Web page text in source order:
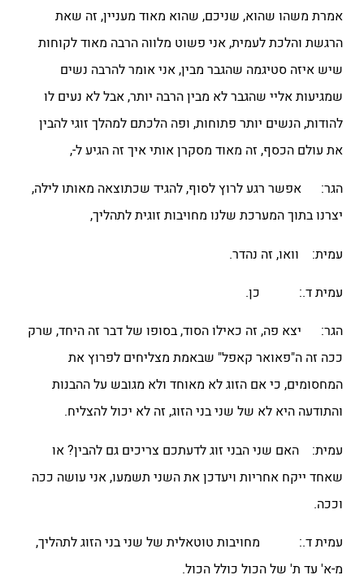
אמרת משהו שהוא, שניכם, שהוא מאוד מעניין, זה שאת
הרגשת והלכת לעמית, אני פשוט מלווה הרבה מאוד לקוחות
שיש איזה סטיגמה שהגבר מבין, אני אומר להרבה נשים
שמגיעות אליי שהגבר לא מבין הרבה יותר, אבל לא נעים לו
להודות, הנשים יותר פתוחות, ופה הלכתם למהלך זוגי להבין
את עולם הכסף, זה מאוד מסקרן אותי איך זה הגיע ל-,
הגר: אפשר רגע לרוץ לסוף, להגיד שכתוצאה מאותו לילה,
יצרנו בתוך המערכת שלנו מחויבות זוגית לתהליך,
עמית: וואו, זה נהדר.
עמית ד.: כן.
הגר: יצא פה, זה כאילו הסוד, בסופו של דבר זה היחד, שרק
ככה זה ה"פאואר קאפל" שבאמת מצליחים לפרוץ את
המחסומים, כי אם הזוג לא מאוחד ולא מגובש על ההבנות
והתודעה היא לא של שני בני הזוג, זה לא יכול להצליח.
עמית: האם שני הבני זוג לדעתכם צריכים גם להבין? או
שאחד ייקח אחריות ויעדכן את השני תשמעו, אני עושה ככה
וככה.
עמית ד.: מחויבות טוטאלית של שני בני הזוג לתהליך,
מ-א' עד ת' של הכול כולל הכול.